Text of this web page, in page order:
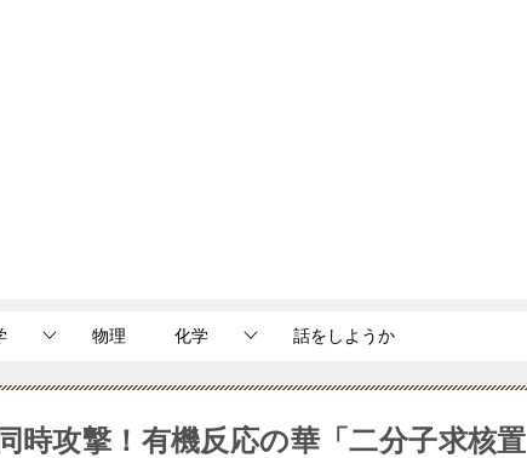
物理 化学 話をしようか
攻撃！有機反応の華「二分子求核置